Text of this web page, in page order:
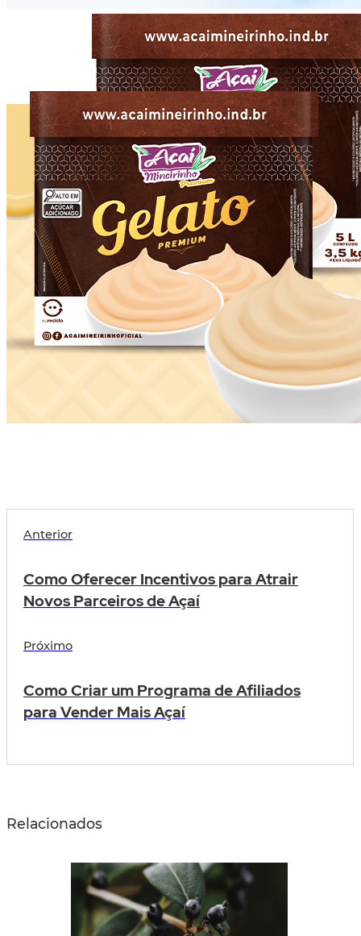
Anterior
Como Oferecer Incentivos para Atrair
Novos Parceiros de Açaí
Próximo
Como Criar um Programa de Afiliados
para Vender Mais Açaí
Relacionados